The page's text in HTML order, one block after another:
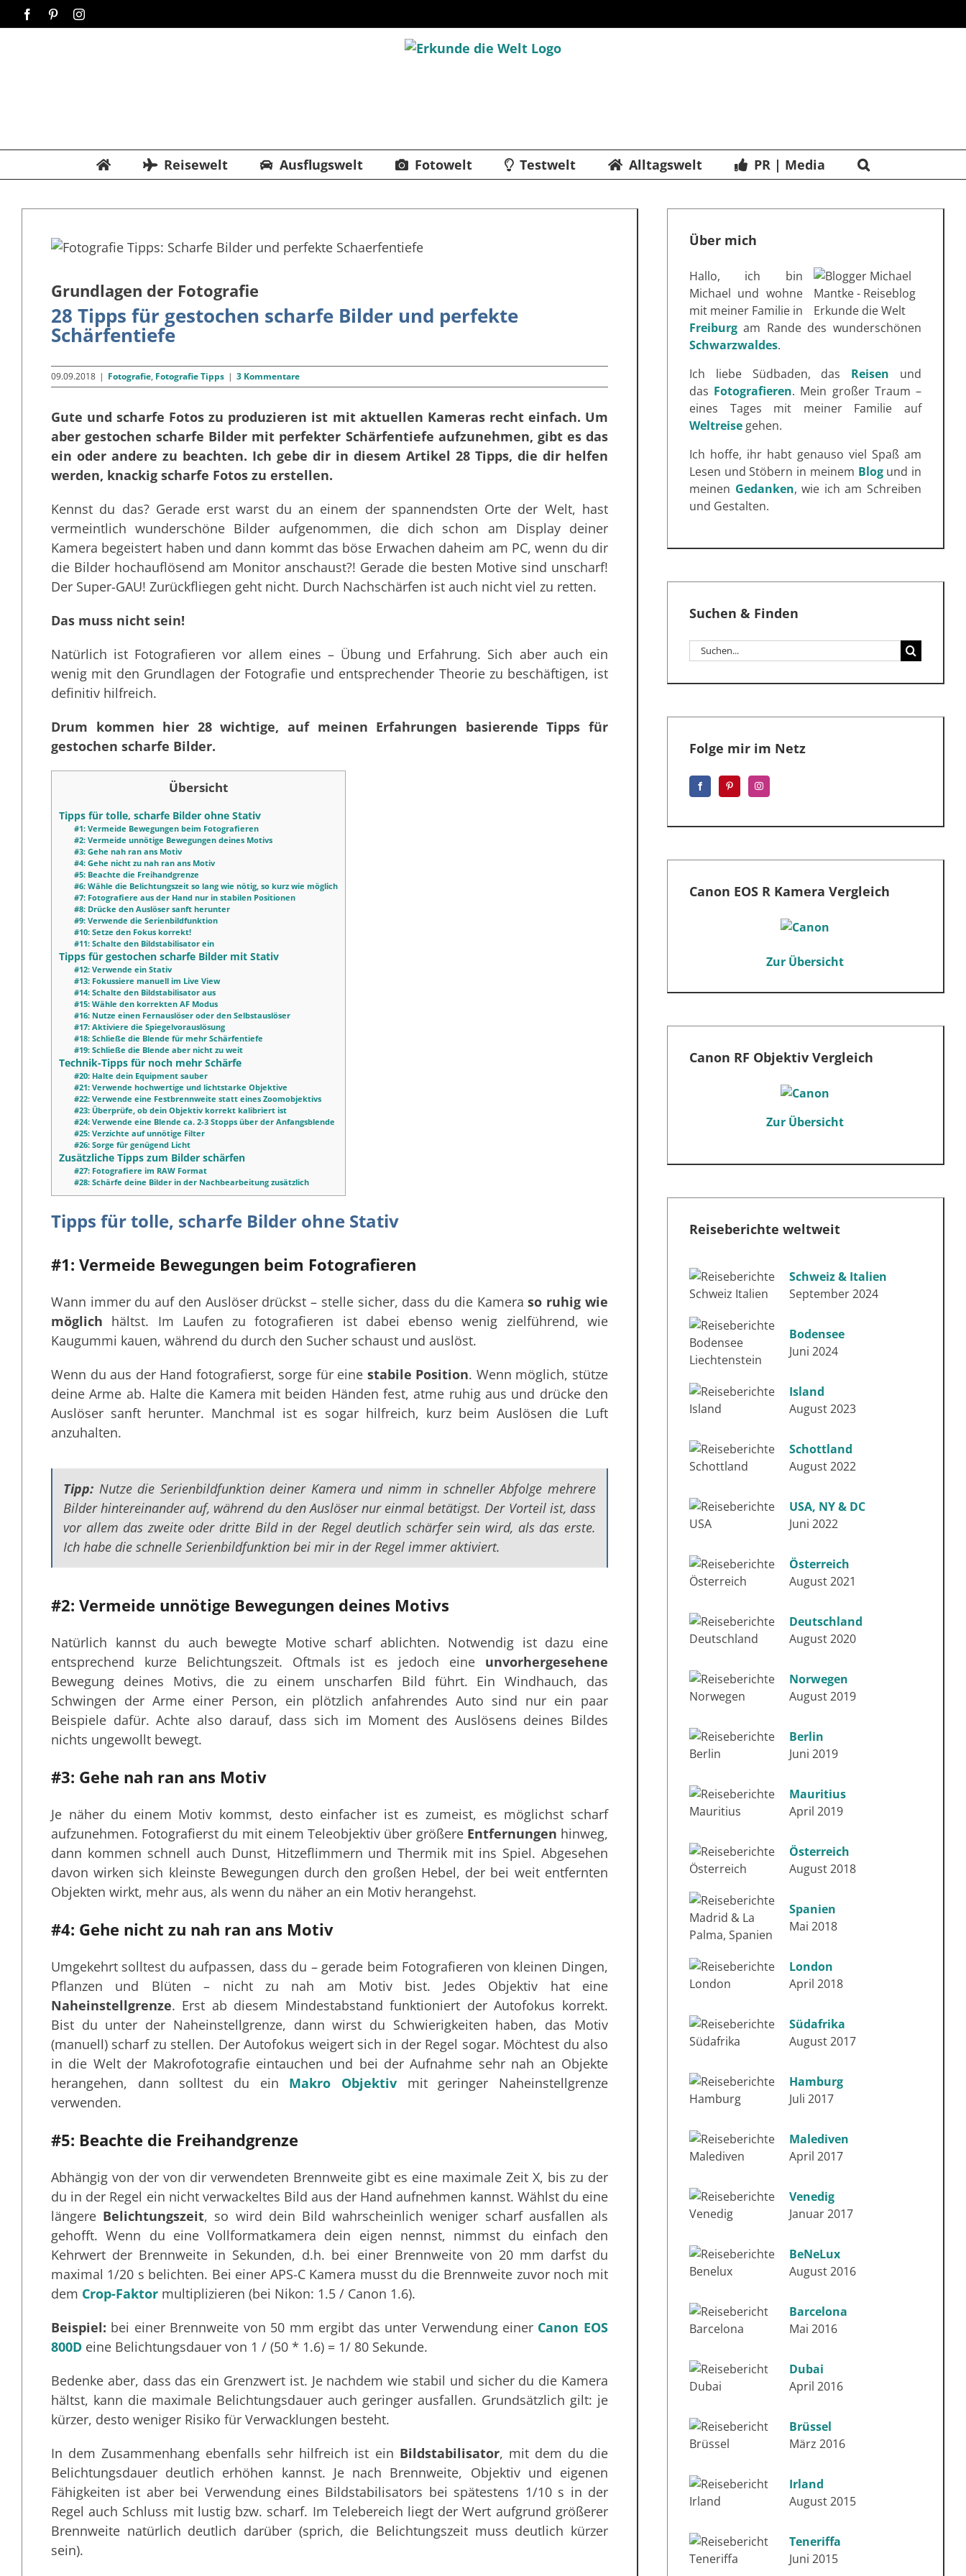
Zum
Inhalt
FacebookPinterestInstagram
Reisewelt Ausflugswelt Fotowelt Testwelt Alltagswelt PR | Media
Grundlagen der Fotografie
28 Tipps für gestochen scharfe Bilder und perfekte
Schärfentiefe
09.09.2018 | Fotografie, Fotografie Tipps | 3 Kommentare
Gute und scharfe Fotos zu produzieren ist mit aktuellen Kameras recht einfach. Um
aber gestochen scharfe Bilder mit perfekter Schärfentiefe aufzunehmen, gibt es das
ein oder andere zu beachten. Ich gebe dir in diesem Artikel 28 Tipps, die dir helfen
werden, knackig scharfe Fotos zu erstellen.
Kennst du das? Gerade erst warst du an einem der spannendsten Orte der Welt, hast
vermeintlich wunderschöne Bilder aufgenommen, die dich schon am Display deiner
Kamera begeistert haben und dann kommt das böse Erwachen daheim am PC, wenn du dir
die Bilder hochauflösend am Monitor anschaust?! Gerade die besten Motive sind unscharf!
Der Super-GAU! Zurückfliegen geht nicht. Durch Nachschärfen ist auch nicht viel zu retten.
Das muss nicht sein!
Natürlich ist Fotografieren vor allem eines – Übung und Erfahrung. Sich aber auch ein
wenig mit den Grundlagen der Fotografie und entsprechender Theorie zu beschäftigen, ist
definitiv hilfreich.
Drum kommen hier 28 wichtige, auf meinen Erfahrungen basierende Tipps für
gestochen scharfe Bilder.
Übersicht
Tipps für tolle, scharfe Bilder ohne Stativ
#1: Vermeide Bewegungen beim Fotografieren
#2: Vermeide unnötige Bewegungen deines Motivs
#3: Gehe nah ran ans Motiv
#4: Gehe nicht zu nah ran ans Motiv
#5: Beachte die Freihandgrenze
#6: Wähle die Belichtungszeit so lang wie nötig, so kurz wie möglich
#7: Fotografiere aus der Hand nur in stabilen Positionen
#8: Drücke den Auslöser sanft herunter
#9: Verwende die Serienbildfunktion
#10: Setze den Fokus korrekt!
#11: Schalte den Bildstabilisator ein
Tipps für gestochen scharfe Bilder mit Stativ
#12: Verwende ein Stativ
#13: Fokussiere manuell im Live View
#14: Schalte den Bildstabilisator aus
#15: Wähle den korrekten AF Modus
#16: Nutze einen Fernauslöser oder den Selbstauslöser
#17: Aktiviere die Spiegelvorauslösung
#18: Schließe die Blende für mehr Schärfentiefe
#19: Schließe die Blende aber nicht zu weit
Technik-Tipps für noch mehr Schärfe
#20: Halte dein Equipment sauber
#21: Verwende hochwertige und lichtstarke Objektive
#22: Verwende eine Festbrennweite statt eines Zoomobjektivs
#23: Überprüfe, ob dein Objektiv korrekt kalibriert ist
#24: Verwende eine Blende ca. 2-3 Stopps über der Anfangsblende
#25: Verzichte auf unnötige Filter
#26: Sorge für genügend Licht
Zusätzliche Tipps zum Bilder schärfen
#27: Fotografiere im RAW Format
#28: Schärfe deine Bilder in der Nachbearbeitung zusätzlich
Tipps für tolle, scharfe Bilder ohne Stativ
#1: Vermeide Bewegungen beim Fotografieren
Wann immer du auf den Auslöser drückst – stelle sicher, dass du die Kameraso ruhig wie
möglich hältst. Im Laufen zu fotografieren ist dabei ebenso wenig zielführend, wie
Kaugummi kauen, während du durch den Sucher schaust und auslöst.
Wenn du aus der Hand fotografierst, sorge für eine stabile Position. Wenn möglich, stütze
deine Arme ab. Halte die Kamera mit beiden Händen fest, atme ruhig aus und drücke den
Auslöser sanft herunter. Manchmal ist es sogar hilfreich, kurz beim Auslösen die Luft
anzuhalten.
Tipp: Nutze die Serienbildfunktion deiner Kamera und nimm in schneller Abfolge mehrere
Bilder hintereinander auf, während du den Auslöser nur einmal betätigst. Der Vorteil ist, dass
vor allem das zweite oder dritte Bild in der Regel deutlich schärfer sein wird, als das erste.
Ich habe die schnelle Serienbildfunktion bei mir in der Regel immer aktiviert.
#2: Vermeide unnötige Bewegungen deines Motivs
Natürlich kannst du auch bewegte Motive scharf ablichten. Notwendig ist dazu eine
entsprechend kurze Belichtungszeit. Oftmals ist es jedoch eine unvorhergesehene
Bewegung deines Motivs, die zu einem unscharfen Bild führt. Ein Windhauch, das
Schwingen der Arme einer Person, ein plötzlich anfahrendes Auto sind nur ein paar
Beispiele dafür. Achte also darauf, dass sich im Moment des Auslösens deines Bildes
nichts ungewollt bewegt.
#3: Gehe nah ran ans Motiv
Je näher du einem Motiv kommst, desto einfacher ist es zumeist, es möglichst scharf
aufzunehmen. Fotografierst du mit einem Teleobjektiv über größere Entfernungen hinweg,
dann kommen schnell auch Dunst, Hitzeflimmern und Thermik mit ins Spiel. Abgesehen
davon wirken sich kleinste Bewegungen durch den großen Hebel, der bei weit entfernten
Objekten wirkt, mehr aus, als wenn du näher an ein Motiv herangehst.
#4: Gehe nicht zu nah ran ans Motiv
Umgekehrt solltest du aufpassen, dass du – gerade beim Fotografieren von kleinen Dingen,
Pflanzen und Blüten – nicht zu nah am Motiv bist. Jedes Objektiv hat eine
Naheinstellgrenze. Erst ab diesem Mindestabstand funktioniert der Autofokus korrekt.
Bist du unter der Naheinstellgrenze, dann wirst du Schwierigkeiten haben, das Motiv
(manuell) scharf zu stellen. Der Autofokus weigert sich in der Regel sogar. Möchtest du also
in die Welt der Makrofotografie eintauchen und bei der Aufnahme sehr nah an Objekte
herangehen, dann solltest du ein Makro Objektivmit geringer Naheinstellgrenze
verwenden.
#5: Beachte die Freihandgrenze
Abhängig von der von dir verwendeten Brennweite gibt es eine maximale Zeit X, bis zu der
du in der Regel ein nicht verwackeltes Bild aus der Hand aufnehmen kannst. Wählst du eine
längere Belichtungszeit, so wird dein Bild wahrscheinlich weniger scharf ausfallen als
gehofft. Wenn du eine Vollformatkamera dein eigen nennst, nimmst du einfach den
Kehrwert der Brennweite in Sekunden, d.h. bei einer Brennweite von 20 mm darfst du
maximal 1/20 s belichten. Bei einer APS-C Kamera musst du die Brennweite zuvor noch mit
dem Crop-Faktor multiplizieren (bei Nikon: 1.5 / Canon 1.6).
Beispiel: bei einer Brennweite von 50 mm ergibt das unter Verwendung einer Canon EOS
800D eine Belichtungsdauer von 1 / (50 * 1.6) = 1/ 80 Sekunde.
Bedenke aber, dass das ein Grenzwert ist. Je nachdem wie stabil und sicher du die Kamera
hältst, kann die maximale Belichtungsdauer auch geringer ausfallen. Grundsätzlich gilt: je
kürzer, desto weniger Risiko für Verwacklungen besteht.
In dem Zusammenhang ebenfalls sehr hilfreich ist ein Bildstabilisator, mit dem du die
Belichtungsdauer deutlich erhöhen kannst. Je nach Brennweite, Objektiv und eigenen
Fähigkeiten ist aber bei Verwendung eines Bildstabilisators bei spätestens 1/10 s in der
Regel auch Schluss mit lustig bzw. scharf. Im Telebereich liegt der Wert aufgrund größerer
Brennweite natürlich deutlich darüber (sprich, die Belichtungszeit muss deutlich kürzer
sein).
Über mich
Hallo, ich bin
Michael und wohne
mit meiner Familie in
Freiburgam Rande des wunderschönen
Schwarzwaldes.
Ich liebe Südbaden, das Reisen und
das Fotografieren. Mein großer Traum –
eines Tages mit meiner Familie auf
Weltreisegehen.
Ich hoffe, ihr habt genauso viel Spaß am
Lesen und Stöbern in meinem Blog und in
meinen Gedanken, wie ich am Schreiben
und Gestalten.
Suchen & Finden
Suche
nach:
Folge mir im Netz
Canon EOS R Kamera Vergleich
Zur Übersicht
Canon RF Objektiv Vergleich
Zur Übersicht
Reiseberichte weltweit
Schweiz & Italien
September 2024
Bodensee
Juni 2024
Island
August 2023
Schottland
August 2022
USA, NY & DC
Juni 2022
Österreich
August 2021
Deutschland
August 2020
Norwegen
August 2019
Berlin
Juni 2019
Mauritius
April 2019
Österreich
August 2018
Spanien
Mai 2018
London
April 2018
Südafrika
August 2017
Hamburg
Juli 2017
Malediven
April 2017
Venedig
Januar 2017
BeNeLux
August 2016
Barcelona
Mai 2016
Dubai
April 2016
Brüssel
März 2016
Irland
August 2015
Teneriffa
Juni 2015